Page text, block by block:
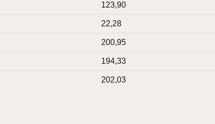
123,90
22,28
200,95
194,33
202,03